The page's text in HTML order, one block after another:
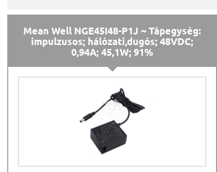
Mean Well NGE45I48-P1J ~ Tápegység:
impulzusos; hálózati,dugós; 48VDC;
0,94A; 45,1W; 91%